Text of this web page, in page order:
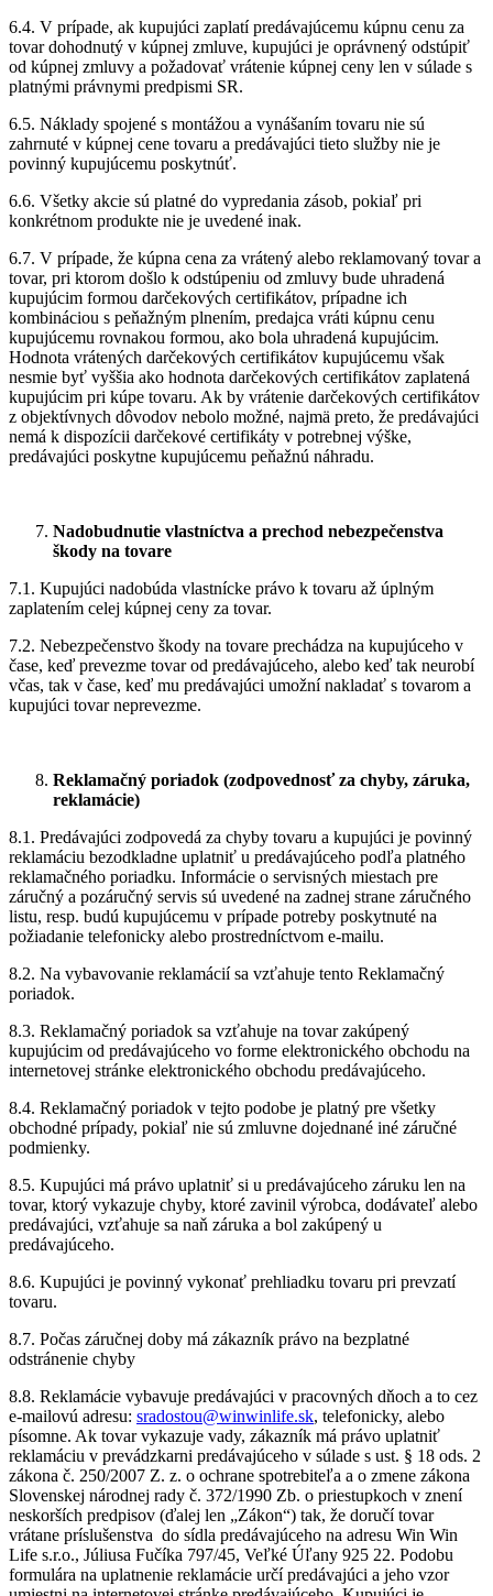
6.4. V prípade, ak kupujúci zaplatí predávajúcemu kúpnu cenu za
tovar dohodnutý v kúpnej zmluve, kupujúci je oprávnený odstúpiť
od kúpnej zmluvy a požadovať vrátenie kúpnej ceny len v súlade s
platnými právnymi predpismi SR.
6.5. Náklady spojené s montážou a vynášaním tovaru nie sú
zahrnuté v kúpnej cene tovaru a predávajúci tieto služby nie je
povinný kupujúcemu poskytnúť.
6.6. Všetky akcie sú platné do vypredania zásob, pokiaľ pri
konkrétnom produkte nie je uvedené inak.
6.7. V prípade, že kúpna cena za vrátený alebo reklamovaný tovar a
tovar, pri ktorom došlo k odstúpeniu od zmluvy bude uhradená
kupujúcim formou darčekových certifikátov, prípadne ich
kombináciou s peňažným plnením, predajca vráti kúpnu cenu
kupujúcemu rovnakou formou, ako bola uhradená kupujúcim.
Hodnota vrátených darčekových certifikátov kupujúcemu však
nesmie byť vyššia ako hodnota darčekových certifikátov zaplatená
kupujúcim pri kúpe tovaru. Ak by vrátenie darčekových certifikátov
z objektívnych dôvodov nebolo možné, najmä preto, že predávajúci
nemá k dispozícii darčekové certifikáty v potrebnej výške,
predávajúci poskytne kupujúcemu peňažnú náhradu.
Nadobudnutie vlastníctva a prechod nebezpečenstva
škody na tovare
7.1. Kupujúci nadobúda vlastnícke právo k tovaru až úplným
zaplatením celej kúpnej ceny za tovar.
7.2. Nebezpečenstvo škody na tovare prechádza na kupujúceho v
čase, keď prevezme tovar od predávajúceho, alebo keď tak neurobí
včas, tak v čase, keď mu predávajúci umožní nakladať s tovarom a
kupujúci tovar neprevezme.
Reklamačný poriadok (zodpovednosť za chyby, záruka,
reklamácie)
8.1. Predávajúci zodpovedá za chyby tovaru a kupujúci je povinný
reklamáciu bezodkladne uplatniť u predávajúceho podľa platného
reklamačného poriadku. Informácie o servisných miestach pre
záručný a pozáručný servis sú uvedené na zadnej strane záručného
listu, resp. budú kupujúcemu v prípade potreby poskytnuté na
požiadanie telefonicky alebo prostredníctvom e-mailu.
8.2. Na vybavovanie reklamácií sa vzťahuje tento Reklamačný
poriadok.
8.3. Reklamačný poriadok sa vzťahuje na tovar zakúpený
kupujúcim od predávajúceho vo forme elektronického obchodu na
internetovej stránke elektronického obchodu predávajúceho.
8.4. Reklamačný poriadok v tejto podobe je platný pre všetky
obchodné prípady, pokiaľ nie sú zmluvne dojednané iné záručné
podmienky.
8.5. Kupujúci má právo uplatniť si u predávajúceho záruku len na
tovar, ktorý vykazuje chyby, ktoré zavinil výrobca, dodávateľ alebo
predávajúci, vzťahuje sa naň záruka a bol zakúpený u
predávajúceho.
8.6. Kupujúci je povinný vykonať prehliadku tovaru pri prevzatí
tovaru.
8.7. Počas záručnej doby má zákazník právo na bezplatné
odstránenie chyby
8.8. Reklamácie vybavuje predávajúci v pracovných dňoch a to cez
e-mailovú adresu: sradostou@winwinlife.sk, telefonicky, alebo
písomne. Ak tovar vykazuje vady, zákazník má právo uplatniť
reklamáciu v prevádzkarni predávajúceho v súlade s ust. § 18 ods. 2
zákona č. 250/2007 Z. z. o ochrane spotrebiteľa a o zmene zákona
Slovenskej národnej rady č. 372/1990 Zb. o priestupkoch v znení
neskorších predpisov (ďalej len „Zákon“) tak, že doručí tovar
vrátane príslušenstva do sídla predávajúceho na adresu Win Win
Life s.r.o., Júliusa Fučíka 797/45, Veľké Úľany 925 22. Podobu
formulára na uplatnenie reklamácie určí predávajúci a jeho vzor